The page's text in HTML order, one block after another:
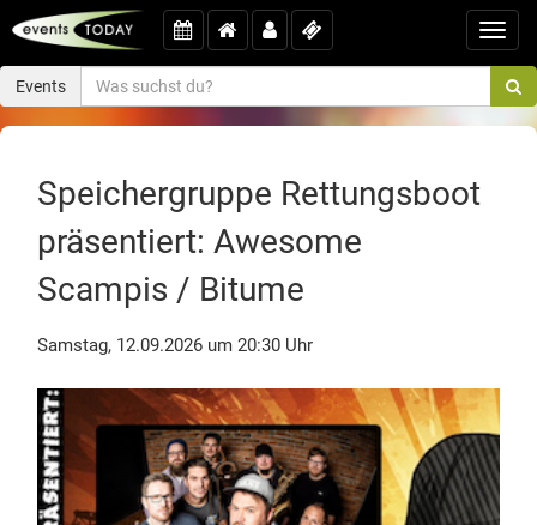
Events
Speichergruppe Rettungsboot
präsentiert: Awesome
Scampis / Bitume
Samstag, 12.09.2026 um 20:30 Uhr